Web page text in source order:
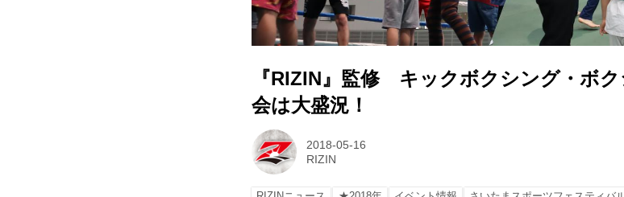
『RIZIN』監修 キックボクシング・ボ
会は大盛況！
2018-05-16
RIZIN